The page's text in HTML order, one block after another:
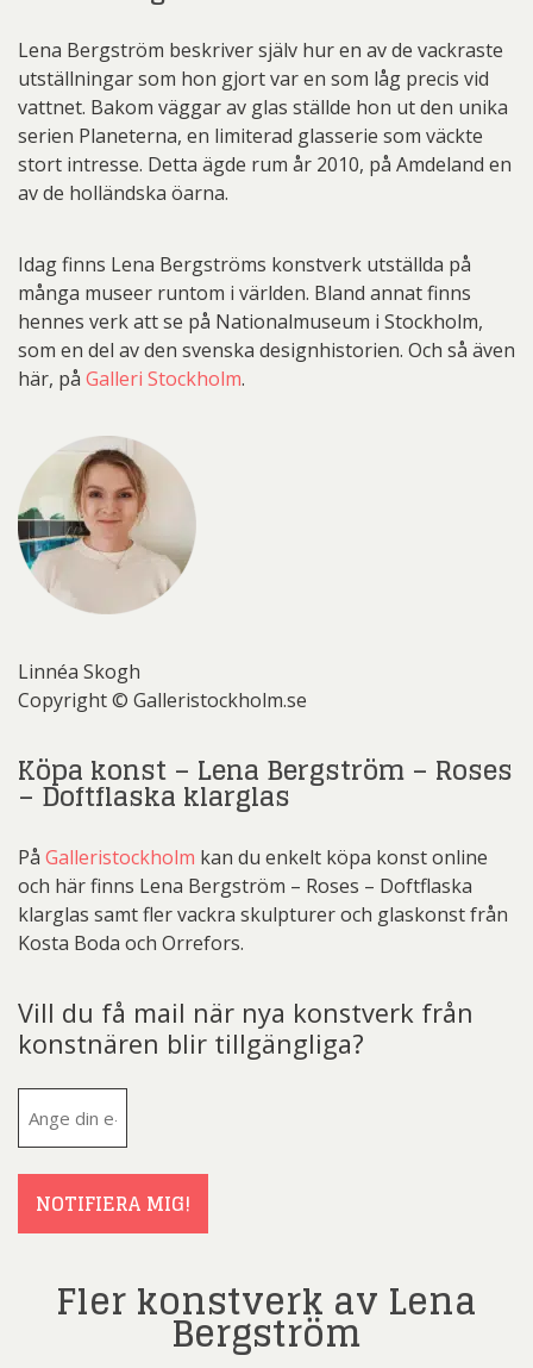
Lena Bergström beskriver själv hur en av de vackraste
utställningar som hon gjort var en som låg precis vid
vattnet. Bakom väggar av glas ställde hon ut den unika
serien Planeterna, en limiterad glasserie som väckte
stort intresse. Detta ägde rum år 2010, på Amdeland en
av de holländska öarna.
Idag finns Lena Bergströms konstverk utställda på
många museer runtom i världen. Bland annat finns
hennes verk att se på Nationalmuseum i Stockholm,
som en del av den svenska designhistorien. Och så även
här, på Galleri Stockholm.
Linnéa Skogh
Copyright © Galleristockholm.se
Köpa konst – Lena Bergström – Roses
– Doftflaska klarglas
På Galleristockholm kan du enkelt köpa konst online
och här finns Lena Bergström – Roses – Doftflaska
klarglas samt fler vackra skulpturer och glaskonst från
Kosta Boda och Orrefors.
Vill du få mail när nya konstverk från
konstnären blir tillgängliga?
NOTIFIERA MIG!
Fler konstverk av Lena
Bergström